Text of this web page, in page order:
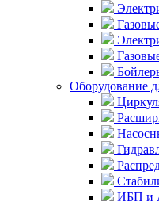
Оборудование
ИБП и